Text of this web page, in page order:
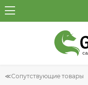
Сопутствующие товары